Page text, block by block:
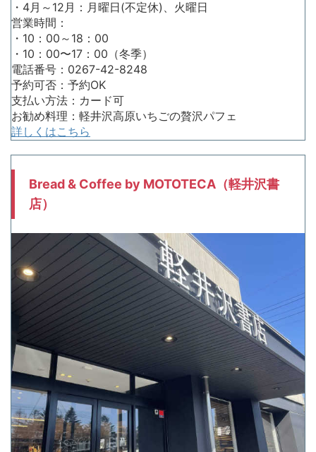
・4月～12月：月曜日(不定休)、火曜日
営業時間：
・10：00～18：00
・10：00〜17：00（冬季）
電話番号：0267-42-8248
予約可否：予約OK
支払い方法：カード可
お勧め料理：軽井沢高原いちごの贅沢パフェ
詳しくはこちら
Bread & Coffee by MOTOTECA（軽井沢書
店）